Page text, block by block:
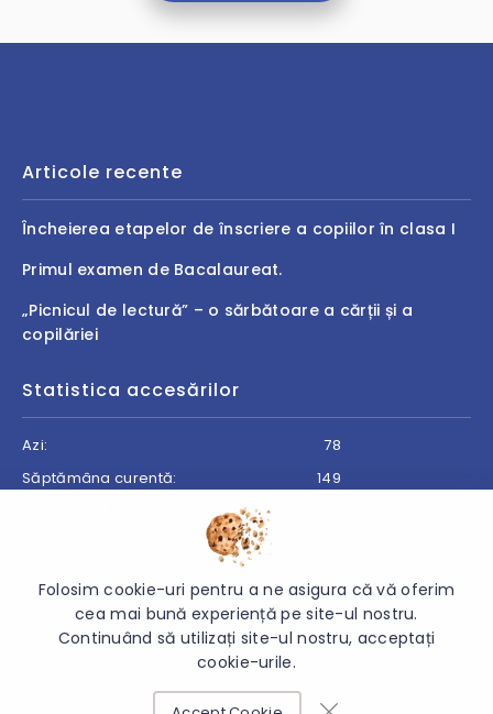
Articole recente
Încheierea etapelor de înscriere a copiilor în clasa I
Primul examen de Bacalaureat.
„Picnicul de lectură” – o sărbătoare a cărții și a
copilăriei
Statistica accesărilor
Azi:
78
Săptămâna curentă:
149
© 2026 Direcția Generală Învățământ Cantemir - Toate
drepturile rezervate.
Folosim cookie-uri pentru a ne asigura că vă oferim
cea mai bună experiență pe site-ul nostru.
Continuând să utilizați site-ul nostru, acceptați
cookie-urile.